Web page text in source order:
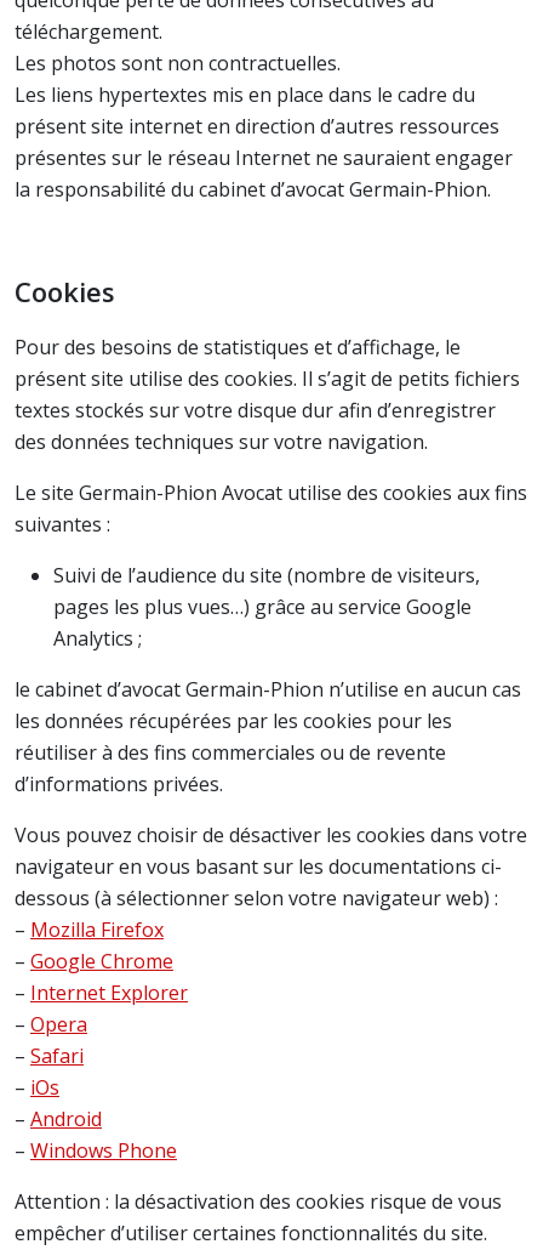
téléchargement.
Les photos sont non contractuelles.
Les liens hypertextes mis en place dans le cadre du
présent site internet en direction d’autres ressources
présentes sur le réseau Internet ne sauraient engager
la responsabilité du cabinet d’avocat Germain-Phion.
Cookies
Pour des besoins de statistiques et d’affichage, le
présent site utilise des cookies. Il s’agit de petits fichiers
textes stockés sur votre disque dur afin d’enregistrer
des données techniques sur votre navigation.
Le site Germain-Phion Avocat utilise des cookies aux fins
suivantes :
Suivi de l’audience du site (nombre de visiteurs,
pages les plus vues…) grâce au service Google
Analytics ;
le cabinet d’avocat Germain-Phion n’utilise en aucun cas
les données récupérées par les cookies pour les
réutiliser à des fins commerciales ou de revente
d’informations privées.
Vous pouvez choisir de désactiver les cookies dans votre
navigateur en vous basant sur les documentations ci-
dessous (à sélectionner selon votre navigateur web) :
– Mozilla Firefox
– Google Chrome
– Internet Explorer
– Opera
– Safari
– iOs
– Android
– Windows Phone
Attention : la désactivation des cookies risque de vous
empêcher d’utiliser certaines fonctionnalités du site.